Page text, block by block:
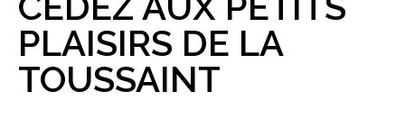
PLAISIRS DE LA
TOUSSAINT